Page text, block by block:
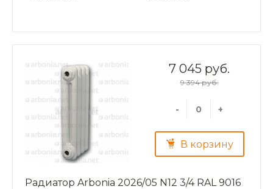
7 045 руб.
9 394 руб.
- +
В корзину
Радиатор Arbonia 2026/05 N12 3/4 RAL 9016